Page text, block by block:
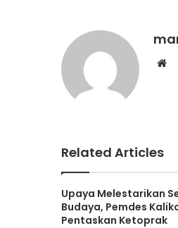
Related Articles
Upaya Melestarikan
Budaya, Pemdes
Pentaskan Ketoprak